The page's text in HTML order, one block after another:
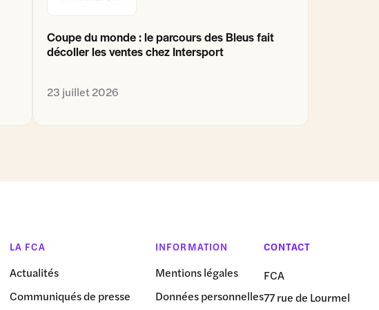
Coupe du monde : le parcours des Bleus fait
décoller les ventes chez Intersport
23 juillet 2026
LA FCA
Actualités
Communiqués de presse
INFORMATION
Mentions légales
Données personnelles
CONTACT
FCA
77 rue de Lourmel